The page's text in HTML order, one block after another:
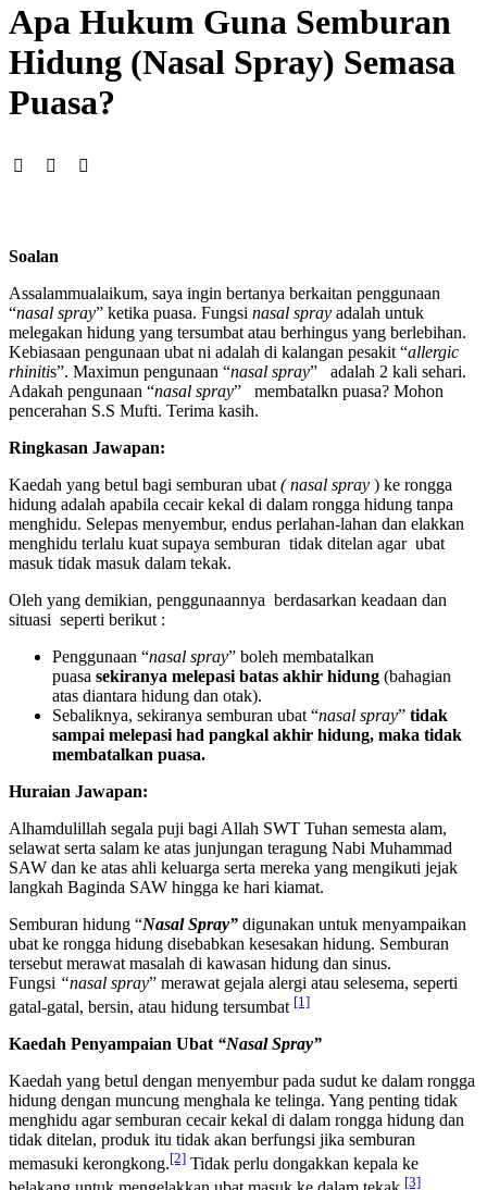
Apa Hukum Guna Semburan
Hidung (Nasal Spray) Semasa
Puasa?
Soalan
Assalammualaikum, saya ingin bertanya berkaitan penggunaan
“nasal spray” ketika puasa. Fungsi nasal spray adalah untuk
melegakan hidung yang tersumbat atau berhingus yang berlebihan.
Kebiasaan pengunaan ubat ni adalah di kalangan pesakit “allergic
rhinitis”. Maximun pengunaan “nasal spray” adalah 2 kali sehari.
Adakah pengunaan “nasal spray” membatalkn puasa? Mohon
pencerahan S.S Mufti. Terima kasih.
Ringkasan Jawapan:
Kaedah yang betul bagi semburan ubat ( nasal spray ) ke rongga
hidung adalah apabila cecair kekal di dalam rongga hidung tanpa
menghidu. Selepas menyembur, endus perlahan-lahan dan elakkan
menghidu terlalu kuat supaya semburan tidak ditelan agar ubat
masuk tidak masuk dalam tekak.
Oleh yang demikian, penggunaannya berdasarkan keadaan dan
situasi seperti berikut :
Penggunaan “nasal spray” boleh membatalkan
puasa sekiranya melepasi batas akhir hidung (bahagian
atas diantara hidung dan otak).
Sebaliknya, sekiranya semburan ubat “nasal spray” tidak
sampai melepasi had pangkal akhir hidung, maka tidak
membatalkan puasa.
Huraian Jawapan:
Alhamdulillah segala puji bagi Allah SWT Tuhan semesta alam,
selawat serta salam ke atas junjungan teragung Nabi Muhammad
SAW dan ke atas ahli keluarga serta mereka yang mengikuti jejak
langkah Baginda SAW hingga ke hari kiamat.
Semburan hidung “Nasal Spray” digunakan untuk menyampaikan
ubat ke rongga hidung disebabkan kesesakan hidung. Semburan
tersebut merawat masalah di kawasan hidung dan sinus.
Fungsi “nasal spray” merawat gejala alergi atau selesema, seperti
gatal-gatal, bersin, atau hidung tersumbat [1]
Kaedah Penyampaian Ubat “Nasal Spray”
Kaedah yang betul dengan menyembur pada sudut ke dalam rongga
hidung dengan muncung menghala ke telinga. Yang penting tidak
menghidu agar semburan cecair kekal di dalam rongga hidung dan
tidak ditelan, produk itu tidak akan berfungsi jika semburan
memasuki kerongkong.[2] Tidak perlu dongakkan kepala ke
[3]